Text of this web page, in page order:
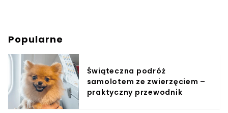
Popularne
Świąteczna podróż
samolotem ze zwierzęciem –
praktyczny przewodnik